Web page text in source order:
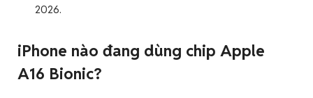
2026.
iPhone nào đang dùng chip Apple
A16 Bionic?